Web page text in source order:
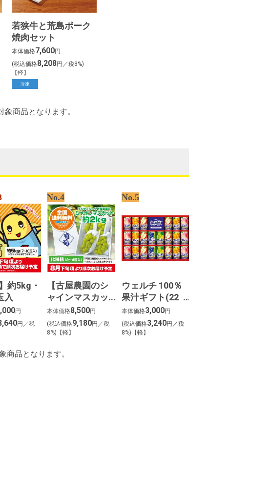
若狭牛と荒島ポーク
焼肉セット
本体価格7,600円
(税込価格8,208円／税8%)
【軽】
冷凍
象商品となります。
約5kg・
入
円
円／税
No.4
【古屋農園のシ
ャインマスカッ
ト】約２kg化粧
箱（２～３房
入）
本体価格8,500円
(税込価格9,180円／税
8%)【軽】
No.5
ウェルチ 100％
果汁ギフト(22
本)
本体価格3,000円
(税込価格3,240円／税
8%)【軽】
商品となります。